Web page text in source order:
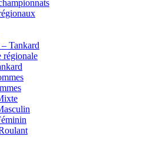
Tankard
régionale